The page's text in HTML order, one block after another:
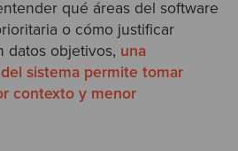
qué áreas del software
o cómo justificar
datos objetivos, una
sistema permite tomar
contexto y menor